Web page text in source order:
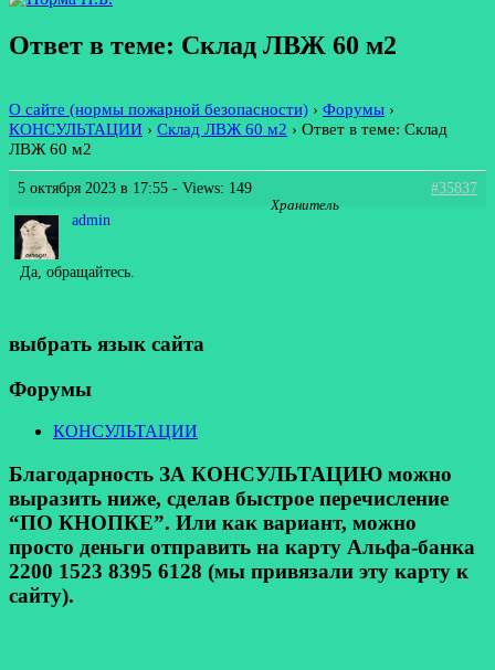
Ответ в теме: Склад ЛВЖ 60 м2
О сайте (нормы пожарной безопасности) › Форумы ›
КОНСУЛЬТАЦИИ › Склад ЛВЖ 60 м2 › Ответ в теме: Склад
ЛВЖ 60 м2
5 октября 2023 в 17:55 - Views: 149
#35837
admin
Хранитель
Да, обращайтесь.
выбрать язык сайта
Форумы
КОНСУЛЬТАЦИИ
Благодарность ЗА КОНСУЛЬТАЦИЮ можно
выразить ниже, сделав быстрое перечисление
“ПО КНОПКЕ”. Или как вариант, можно
просто деньги отправить на карту Альфа-банка
2200 1523 8395 6128 (мы привязали эту карту к
сайту).